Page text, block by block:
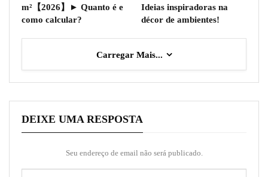
m²【2026】► Quanto é e
como calcular?
Ideias inspiradoras na
décor de ambientes!
Carregar Mais...
DEIXE UMA RESPOSTA
Seu endereço de email não será publicado.